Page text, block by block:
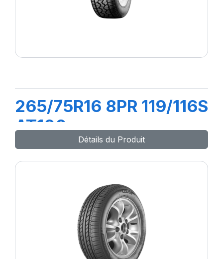
265/75R16 8PR 119/116S
AT100
Détails du Produit